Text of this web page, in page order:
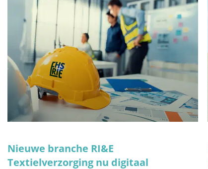
Nieuwe branche RI&E
Textielverzorging nu digitaal